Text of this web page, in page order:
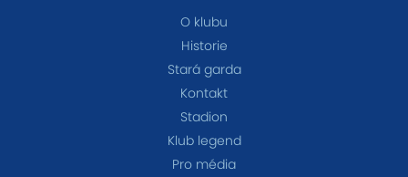
O klubu
Historie
Stará garda
Kontakt
Stadion
Klub legend
Pro média